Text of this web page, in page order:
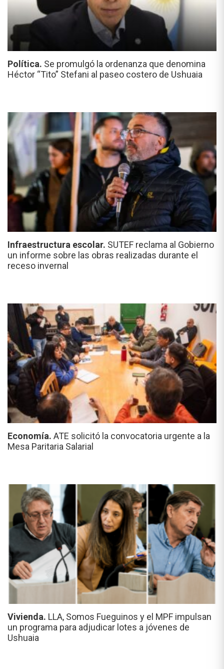
Política. Se promulgó la ordenanza que denomina
Héctor “Tito” Stefani al paseo costero de Ushuaia
Infraestructura escolar. SUTEF reclama al Gobierno
un informe sobre las obras realizadas durante el
receso invernal
Economía. ATE solicitó la convocatoria urgente a la
Mesa Paritaria Salarial
Vivienda. LLA, Somos Fueguinos y el MPF impulsan
un programa para adjudicar lotes a jóvenes de
Ushuaia